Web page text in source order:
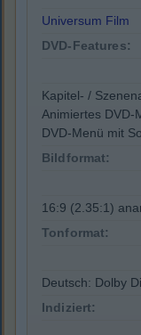
Universum Film
DVD-Features:
Kapitel- /
Animiertes DVD-
DVD-Menü mit
Bildformat:
16:9 (2.35:1)
Tonformat:
Deutsch: Dolby
Indiziert: